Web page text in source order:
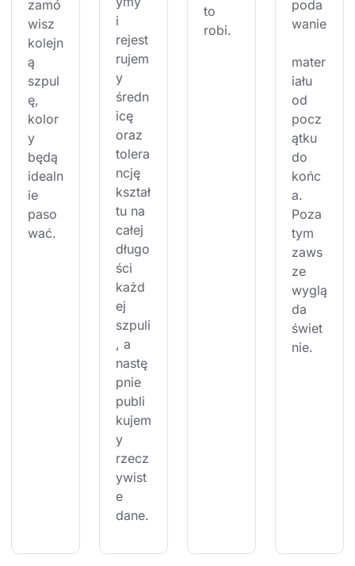
zamó
wisz
kolejn
ą
szpul
ę,
kolor
y
będą
idealn
ie
paso
wać.
i
rejest
rujem
y
średn
icę
oraz
tolera
ncję
kształ
tu na
całej
długo
ści
każd
ej
szpuli
, a
nastę
pnie
publi
kujem
y
rzecz
ywist
e
dane.
to
robi.
poda
wanie
mater
iału
od
pocz
ątku
do
końc
a.
Poza
tym
zaws
ze
wyglą
da
świet
nie.